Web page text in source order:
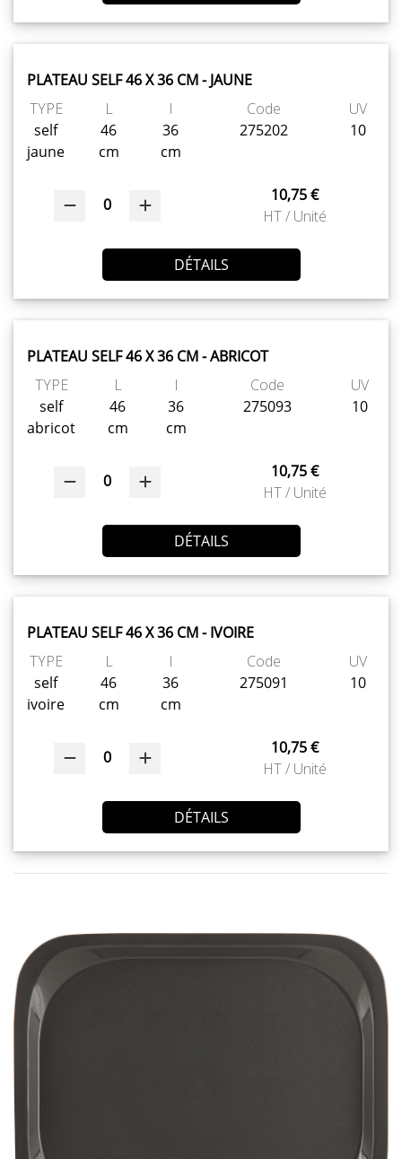
PLATEAU SELF 46 X 36 CM - JAUNE
TYPE
self
jaune
L
46
cm
l
36
cm
Code
275202
UV
10
0
10,75 €
HT / Unité
DÉTAILS
PLATEAU SELF 46 X 36 CM - ABRICOT
TYPE
self
abricot
L
46
cm
l
36
cm
Code
275093
UV
10
0
10,75 €
HT / Unité
DÉTAILS
PLATEAU SELF 46 X 36 CM - IVOIRE
TYPE
self
ivoire
L
46
cm
l
36
cm
Code
275091
UV
10
0
10,75 €
HT / Unité
DÉTAILS